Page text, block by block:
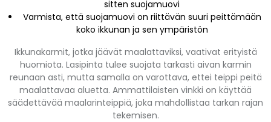
sitten suojamuovi
Varmista, että suojamuovi on riittävän suuri peittämään
koko ikkunan ja sen ympäristön
Ikkunakarmit, jotka jäävät maalattaviksi, vaativat erityistä
huomiota. Lasipinta tulee suojata tarkasti aivan karmin
reunaan asti, mutta samalla on varottava, ettei teippi peitä
maalattavaa aluetta. Ammattilaisten vinkki on käyttää
säädettävää maalarinteippiä, joka mahdollistaa tarkan rajan
tekemisen.